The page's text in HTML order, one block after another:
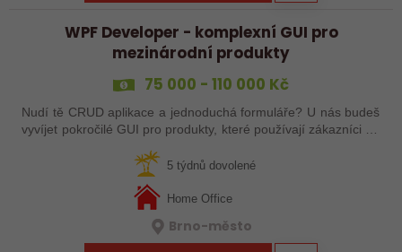
WPF Developer - komplexní GUI pro
mezinárodní produkty
75 000 - 110 000 Kč
Nudí tě CRUD aplikace a jednoduchá formuláře? U nás budeš
vyvíjet pokročilé GUI pro produkty, které používají zákazníci po
5 týdnů dovolené
Home Office
Brno-město